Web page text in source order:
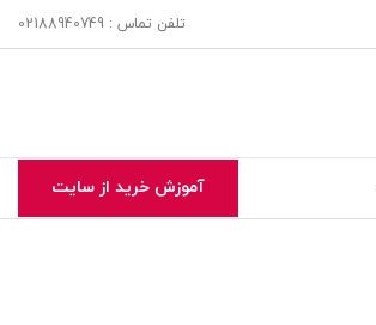
تلفن تماس : 02188940749
آموزش خرید از سایت